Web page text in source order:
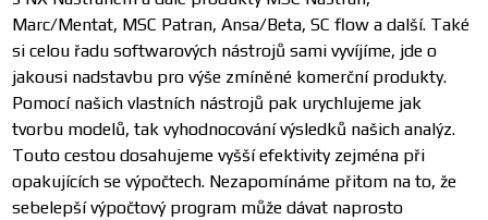
Marc/Mentat, MSC Patran, Ansa/Beta, SC flow a další. Také
si celou řadu softwarových nástrojů sami vyvíjíme, jde o
jakousi nadstavbu pro výše zmíněné komerční produkty.
Pomocí našich vlastních nástrojů pak urychlujeme jak
tvorbu modelů, tak vyhodnocování výsledků našich analýz.
Touto cestou dosahujeme vyšší efektivity zejména při
opakujících se výpočtech. Nezapomínáme přitom na to, že
sebelepší výpočtový program může dávat naprosto